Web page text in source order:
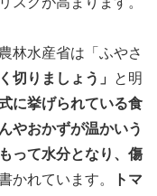
林水産省は「ふやさ
切りましょう」
と明
に挙げられている食
んやおかずが温かいう
って水分となり、傷
かれています。
トマ